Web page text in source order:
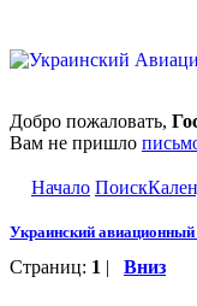
Добро пожаловать,
Вам не пришло
Начало Поиск
Украинский
Страниц: 1 | Вниз